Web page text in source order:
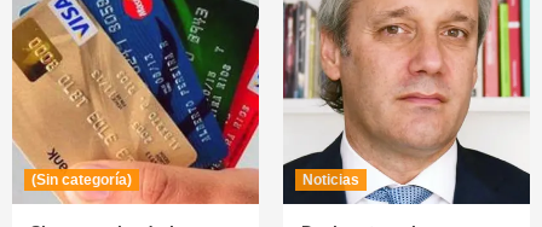
(Sin categoría) Noticias